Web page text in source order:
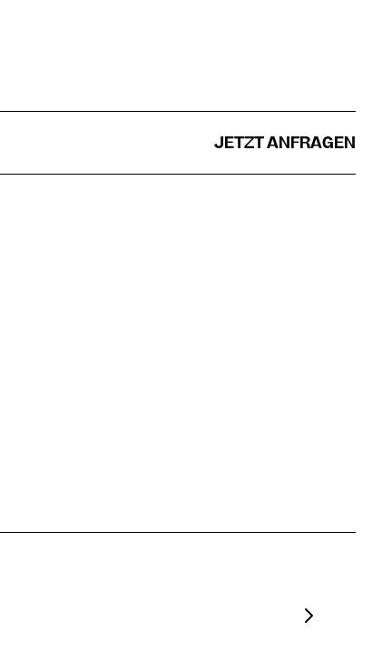
JETZT ANFRAGEN